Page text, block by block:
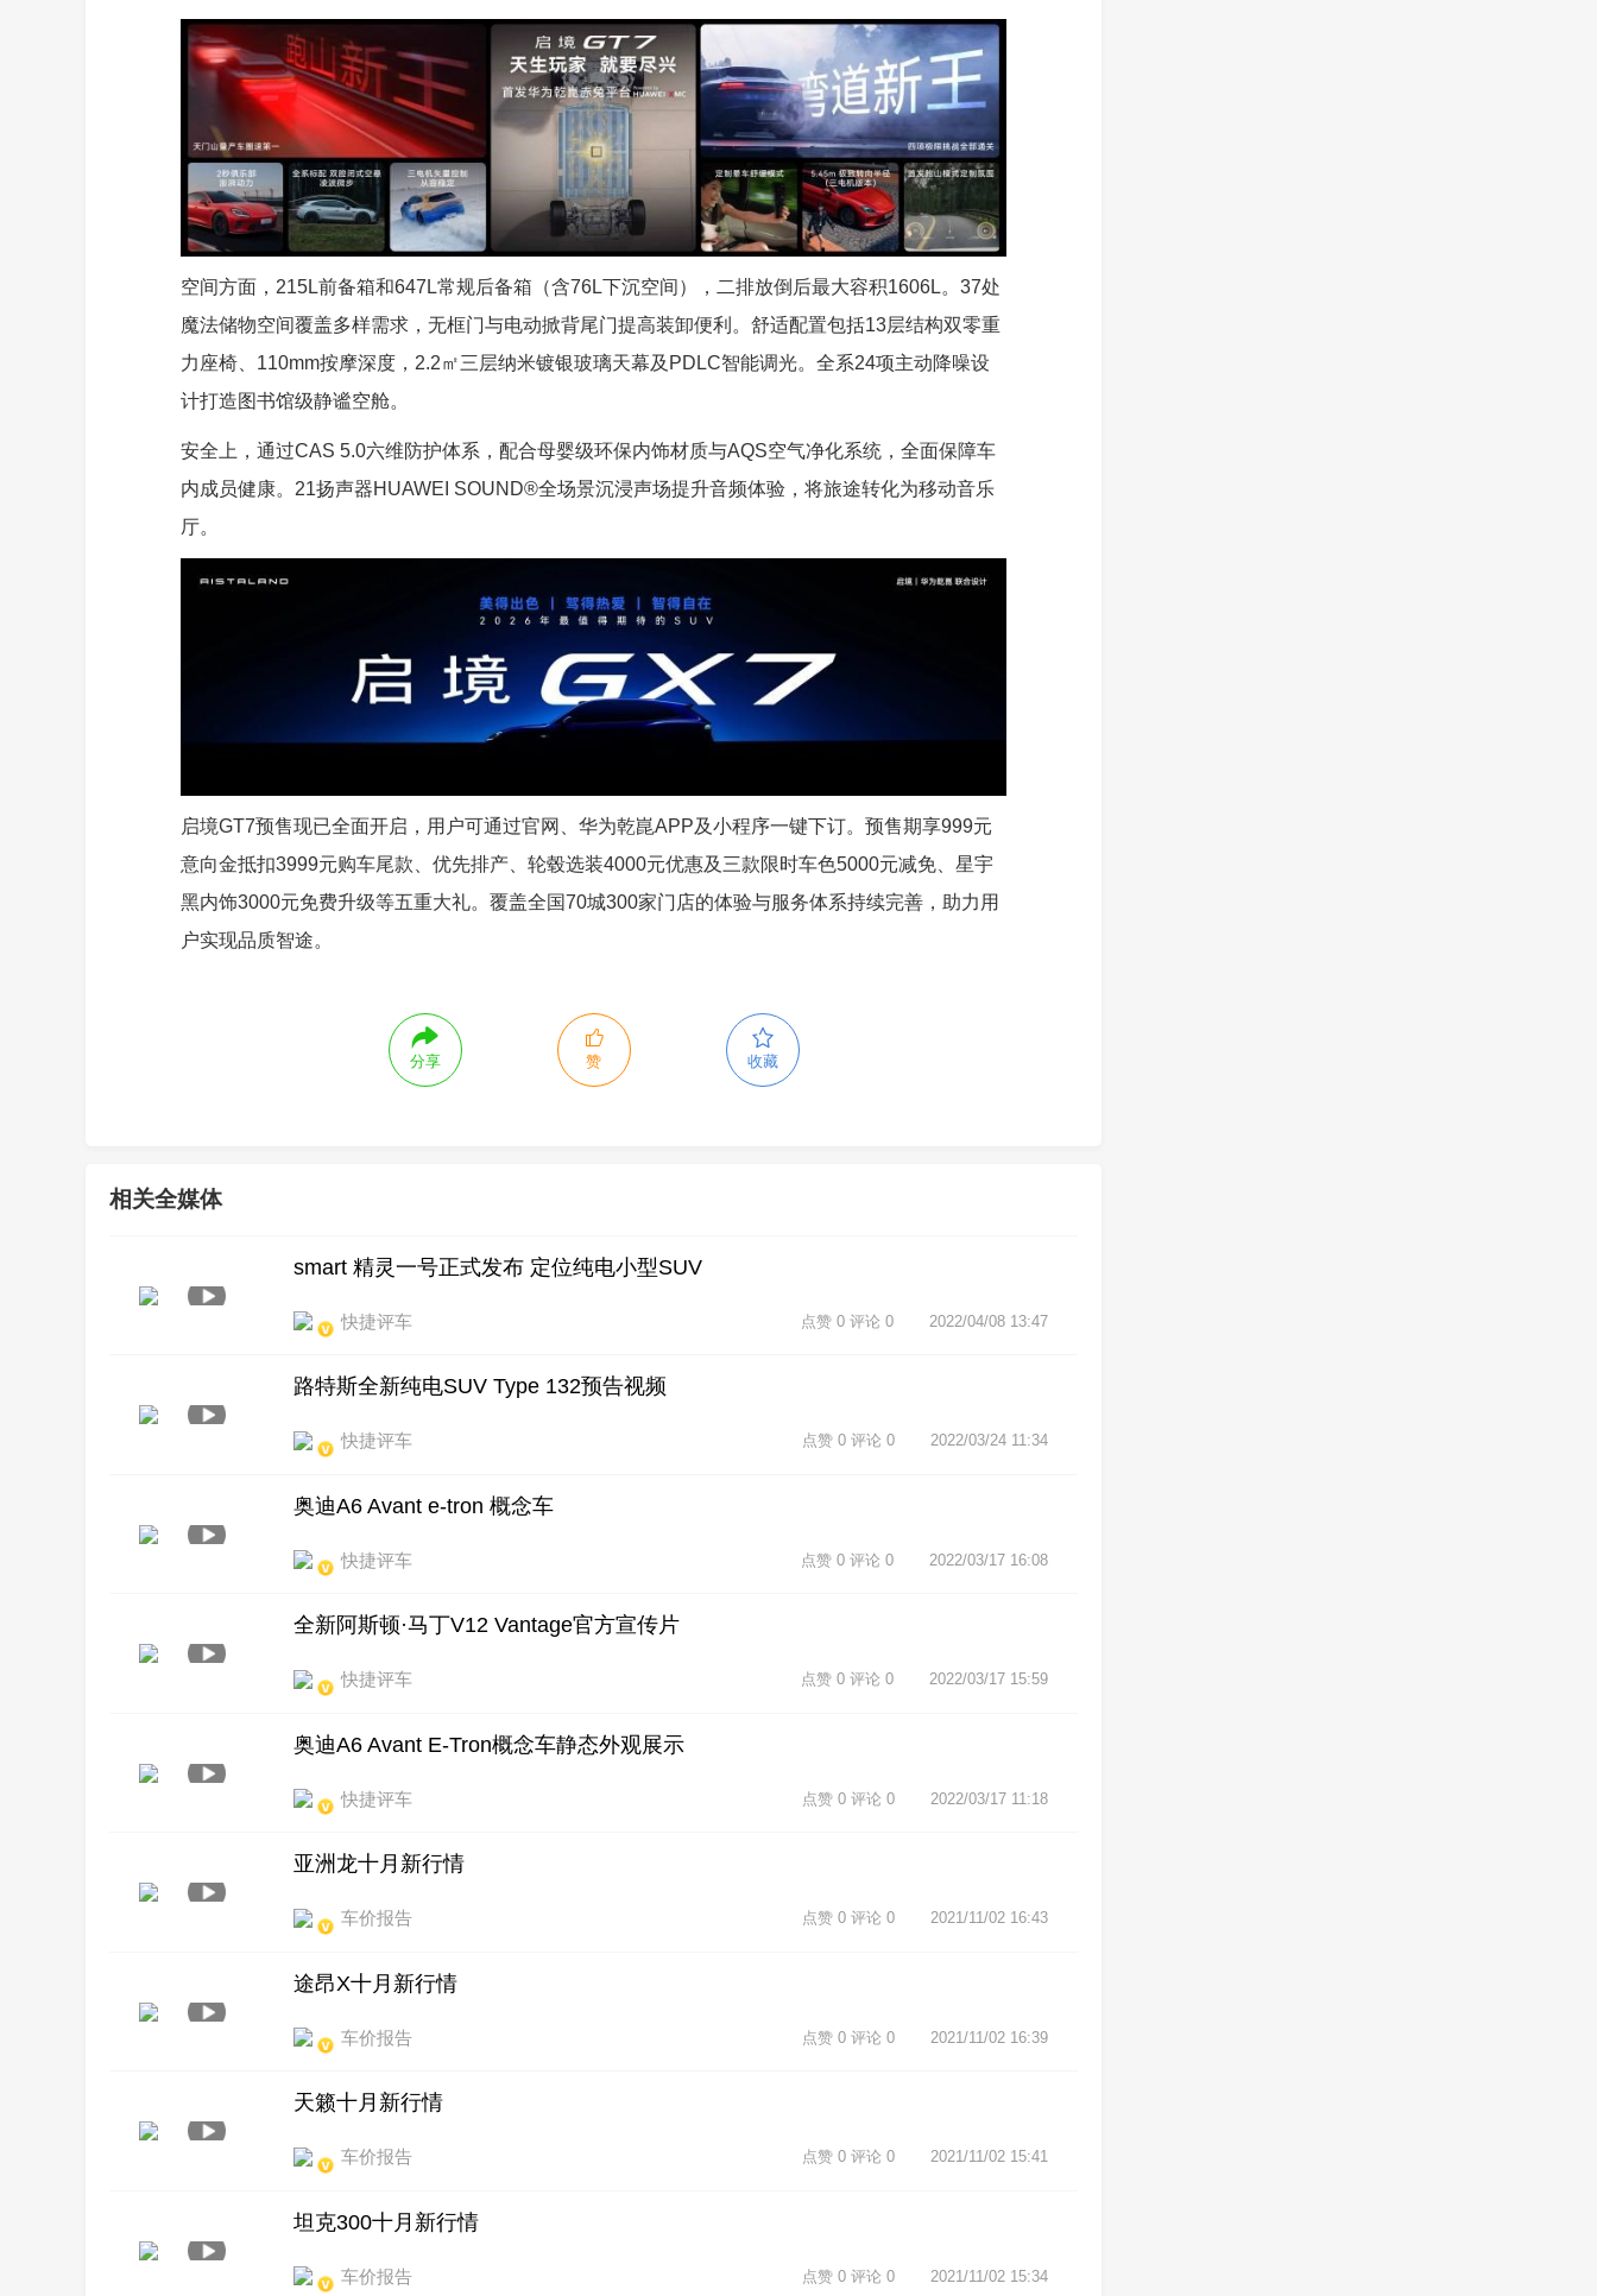
空间方面，215L前备箱和647L常规后备箱（含76L下沉空间），二排放倒后最大容积1606L。37处
魔法储物空间覆盖多样需求，无框门与电动掀背尾门提高装卸便利。舒适配置包括13层结构双零重
力座椅、110mm按摩深度，2.2㎡三层纳米镀银玻璃天幕及PDLC智能调光。全系24项主动降噪设
计打造图书馆级静谧空舱。
安全上，通过CAS 5.0六维防护体系，配合母婴级环保内饰材质与AQS空气净化系统，全面保障车
内成员健康。21扬声器HUAWEI SOUND®全场景沉浸声场提升音频体验，将旅途转化为移动音乐
厅。
启境GT7预售现已全面开启，用户可通过官网、华为乾崑APP及小程序一键下订。预售期享999元
意向金抵扣3999元购车尾款、优先排产、轮毂选装4000元优惠及三款限时车色5000元减免、星宇
黑内饰3000元免费升级等五重大礼。覆盖全国70城300家门店的体验与服务体系持续完善，助力用
户实现品质智途。
分享 赞 收藏
相关全媒体
smart 精灵一号正式发布 定位纯电小型SUV
快捷评车 2022/04/08 13:47
点赞 0 评论 0
路特斯全新纯电SUV Type 132预告视频
快捷评车 2022/03/24 11:34
点赞 0 评论 0
奥迪A6 Avant e-tron 概念车
快捷评车 2022/03/17 16:08
点赞 0 评论 0
全新阿斯顿·马丁V12 Vantage官方宣传片
快捷评车 2022/03/17 15:59
点赞 0 评论 0
奥迪A6 Avant E-Tron概念车静态外观展示
快捷评车 2022/03/17 11:18
点赞 0 评论 0
亚洲龙十月新行情
车价报告 2021/11/02 16:43
点赞 0 评论 0
途昂X十月新行情
车价报告 2021/11/02 16:39
点赞 0 评论 0
天籁十月新行情
车价报告 2021/11/02 15:41
点赞 0 评论 0
坦克300十月新行情
车价报告 2021/11/02 15:34
点赞 0 评论 0